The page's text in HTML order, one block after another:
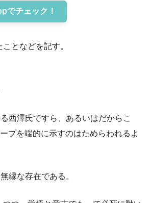
でチェック！
となどを記す。
西澤氏ですら、あるいはだからこ
プを端的に示すのはためらわれるよ
縁な存在である。